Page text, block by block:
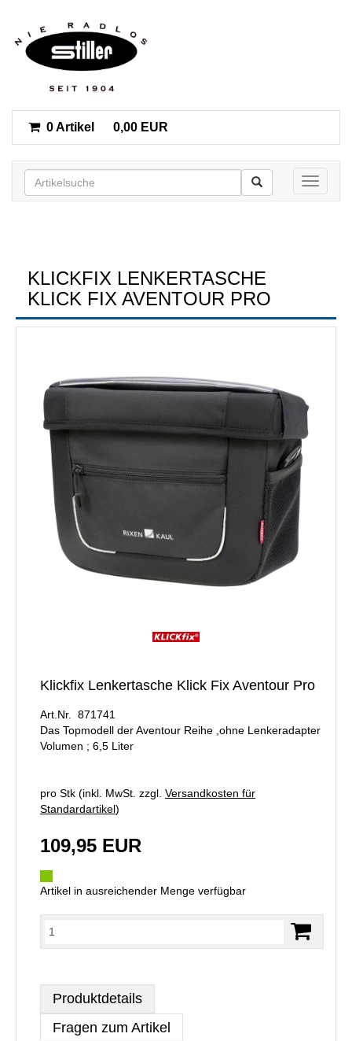
0 Artikel 0,00 EUR
Toggle
KLICKFIX LENKERTASCHE
KLICK FIX AVENTOUR PRO
Klickfix Lenkertasche Klick Fix Aventour Pro
Art.Nr. 871741
Das Topmodell der Aventour Reihe ,ohne Lenkeradapter
Volumen ; 6,5 Liter
pro Stk (inkl. MwSt. zzgl. Versandkosten für
Standardartikel)
109,95 EUR
Artikel in ausreichender Menge verfügbar
Produktdetails
Fragen zum Artikel